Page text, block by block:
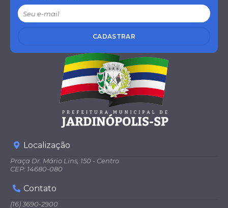
CADASTRAR
Localização
Praça Dr. Mário Lins, 150 - Centro
CEP: 14680-080
Contato
(16) 3690-2900